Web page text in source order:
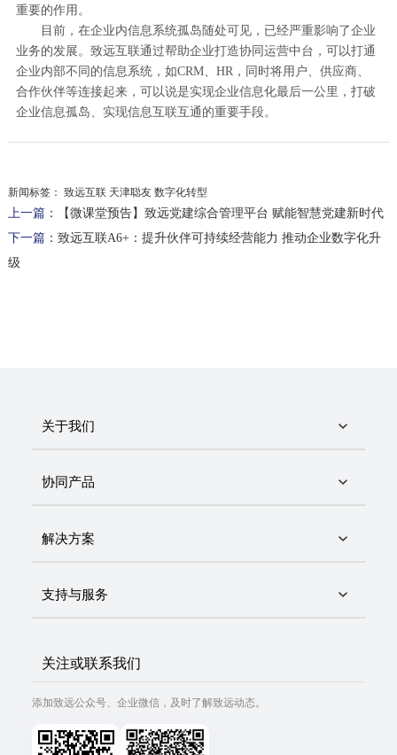
重要的作用。
目前，在企业内信息系统孤岛随处可见，已经严重影响了企业
业务的发展。致远互联通过帮助企业打造协同运营中台，可以打通
企业内部不同的信息系统，如CRM、HR，同时将用户、供应商、
合作伙伴等连接起来，可以说是实现企业信息化最后一公里，打破
企业信息孤岛、实现信息互联互通的重要手段。
新闻标签： 致远互联 天津聪友 数字化转型
上一篇：
【微课堂预告】致远党建综合管理平台 赋能智慧党建新时代
下一篇： 致远互联A6+：提升伙伴可持续经营能力 推动企业数字化升
级
关于我们
协同产品
解决方案
支持与服务
关注或联系我们
添加致远公众号、企业微信，及时了解致远动态。